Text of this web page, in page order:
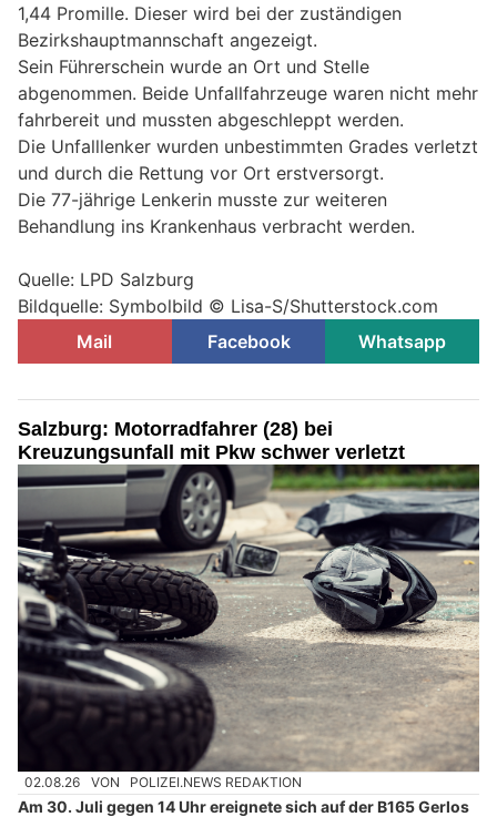
1,44 Promille. Dieser wird bei der zuständigen
Bezirkshauptmannschaft angezeigt.
Sein Führerschein wurde an Ort und Stelle
abgenommen. Beide Unfallfahrzeuge waren nicht mehr
fahrbereit und mussten abgeschleppt werden.
Die Unfalllenker wurden unbestimmten Grades verletzt
und durch die Rettung vor Ort erstversorgt.
Die 77-jährige Lenkerin musste zur weiteren
Behandlung ins Krankenhaus verbracht werden.
Quelle: LPD Salzburg
Bildquelle: Symbolbild © Lisa-S/Shutterstock.com
Mail
Facebook Whatsapp
Salzburg: Motorradfahrer (28) bei
Kreuzungsunfall mit Pkw schwer verletzt
02.08.26 VON POLIZEI.NEWS REDAKTION
Am 30. Juli gegen 14 Uhr ereignete sich auf der B165 Gerlos